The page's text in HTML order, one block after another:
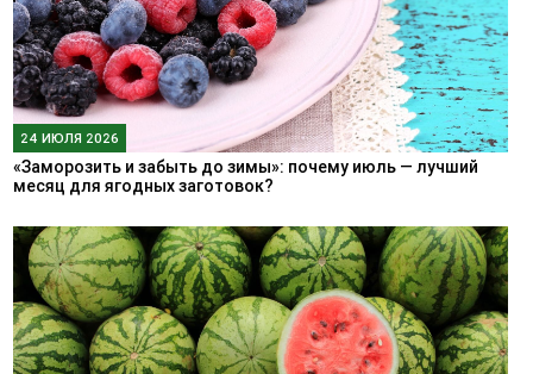
24 ИЮЛЯ 2026
«Заморозить и забыть до зимы»: почему июль — лучший
месяц для ягодных заготовок?